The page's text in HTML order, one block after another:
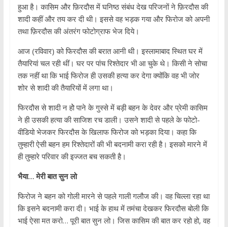
हुआ है। कासिम और फ़िरदौस में घनिष्ठ संबंध देख परिजनों ने फ़िरदौस की
शादी कहीं और तय कर दी थी। इससे वह भड़क गया और फिरोज को अपनी
तथा फ़िरदौस की अंतरंग फोटोग्राफ भेज दिये।
आज (रविवार) को फिरदौस की बरात आनी थी। इस्लामाबाद स्थित घर में
तैयारियां चल रही थीं। घर पर पांच रिश्तेदार भी आ चुके थे। किसी ने सोचा
तक नहीं था कि भाई फिरोज ही उसकी हत्या कर देगा क्योंकि वह भी जोर
शोर से शादी की तैयारियों में लगा था।
फिरदौस से शादी न होे पाने के गुस्से में बड़ी बहन के देवर और प्रेमी कासिम
ने ही उसकी हत्या की साजिश रच डाली। उसने शादी से पहले के फोटो-
वीडियो भेजकर फिरदौस के खिलाफ फिरोज को भड़का दिया। कहा कि
तुम्हारी ऐसी बहन हम रिश्तेदारों की भी बदनामी करा रही है। इसको मारने में
ही तुम्हारे परिवार की इज्जत बच सकती है।
भैया… मेरी बात सुन लो
फिरोज ने बहन को गोली मारने से पहले गाली गलौज की। वह चिल्ला रहा था
कि इसने बदनामी करा दी। भाई के हाथ में तमंचा देखकर फिरदौस बोली कि
भाई ऐसा मत करो… पूरी बात सुन लो। जिस कासिम की बात कर रहो हो, वह